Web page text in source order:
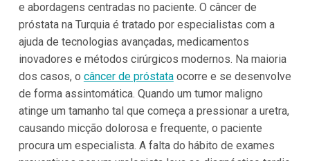
e abordagens centradas no paciente. O câncer de
próstata na Turquia é tratado por especialistas com a
ajuda de tecnologias avançadas, medicamentos
inovadores e métodos cirúrgicos modernos. Na maioria
dos casos, o câncer de próstataocorre e se desenvolve
de forma assintomática. Quando um tumor maligno
atinge um tamanho tal que começa a pressionar a uretra,
causando micção dolorosa e frequente, o paciente
procura um especialista. A falta do hábito de exames